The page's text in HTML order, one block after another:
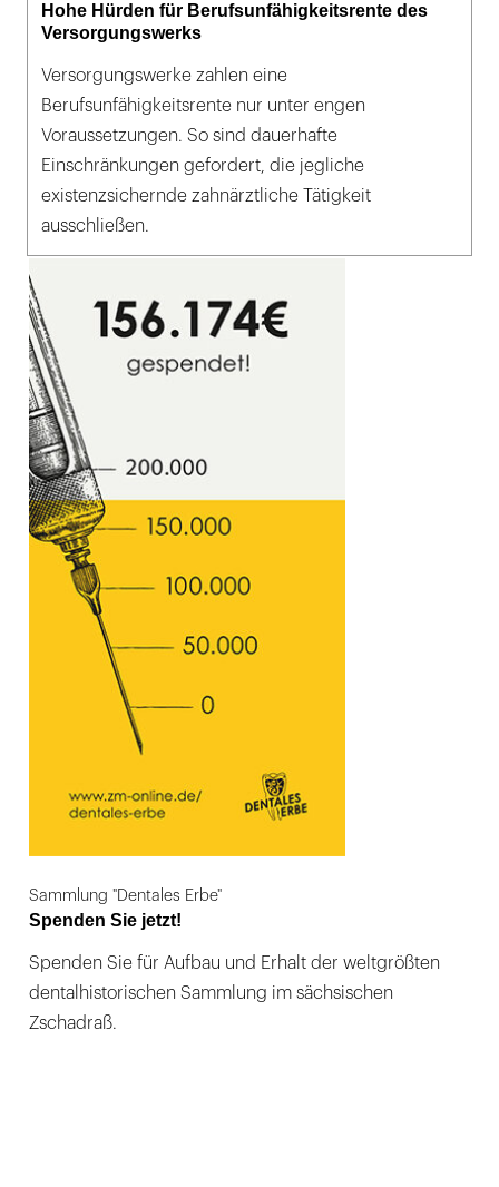
Hohe Hürden für Berufsunfähigkeitsrente des
Versorgungswerks
Versorgungswerke zahlen eine
Berufsunfähigkeitsrente nur unter engen
Voraussetzungen. So sind dauerhafte
Einschränkungen gefordert, die jegliche
existenzsichernde zahnärztliche Tätigkeit
ausschließen.
Sammlung "Dentales Erbe"
Spenden Sie jetzt!
Spenden Sie für Aufbau und Erhalt der weltgrößten
dentalhistorischen Sammlung im sächsischen
Zschadraß.